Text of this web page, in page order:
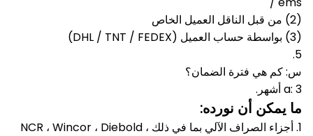
(2) من قبل الناقل العميل الخاص
(3) بواسطة حساب العميل (DHL / TNT / FEDEX)
5.
س: كم هي فترة الضمان؟
a: 3 أشهر.
ما يمكن أن نورده:
1. أجزاء الصراف الآلي بما في ذلك NCR ، Wincor ، Diebold ،